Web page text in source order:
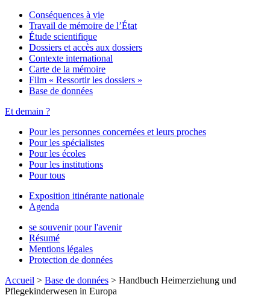
Conséquences à vie
Travail de mémoire de l’État
Étude scientifique
Dossiers et accès aux dossiers
Contexte international
Carte de la mémoire
Film « Ressortir les dossiers »
Base de données
Et demain ?
Pour les personnes concernées et leurs proches
Pour les spécialistes
Pour les écoles
Pour les institutions
Pour tous
Exposition itinérante nationale
Agenda
se souvenir pour l'avenir
Résumé
Mentions légales
Protection de données
Accueil > Base de données > Handbuch Heimerziehung und
Pflegekinderwesen in Europa